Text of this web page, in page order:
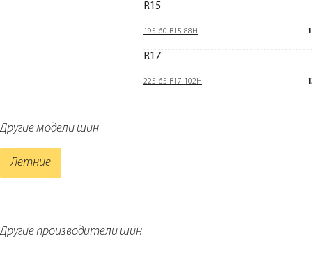
R15
195-60 R15 88H
R17
225-65 R17 102H
Другие модели шин
Летние
Другие производители шин